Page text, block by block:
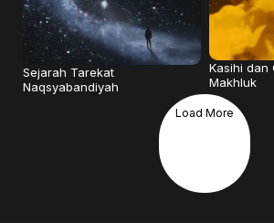
Sejarah Tarekat
Naqsyabandiyah
Kasihi dan
Makhluk
Load More